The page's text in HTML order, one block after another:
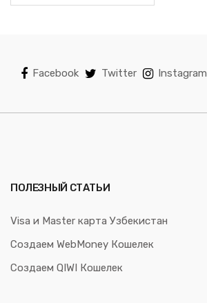
Facebook Twitter Instagram
ПОЛЕЗНЫЙ СТАТЬИ
Visa и Master карта Узбекистан
Создаем WebMoney Кошелек
Создаем QIWI Кошелек